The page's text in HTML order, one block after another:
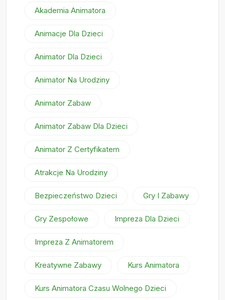
Akademia Animatora
Animacje Dla Dzieci
Animator Dla Dzieci
Animator Na Urodziny
Animator Zabaw
Animator Zabaw Dla Dzieci
Animator Z Certyfikatem
Atrakcje Na Urodziny
Bezpieczeństwo Dzieci Gry I Zabawy
Gry Zespołowe Impreza Dla Dzieci
Impreza Z Animatorem
Kreatywne Zabawy Kurs Animatora
Kurs Animatora Czasu Wolnego Dzieci